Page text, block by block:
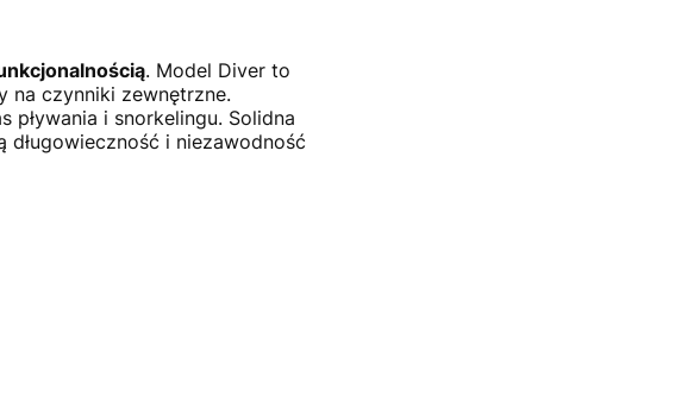
. Model Diver to
na czynniki zewnętrzne.
pływania i snorkelingu. Solidna
i niezawodność